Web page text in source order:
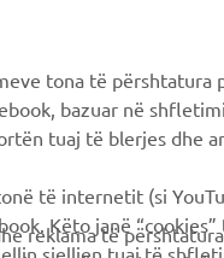
tona të përshtatura
bazuar në
tuaj të blerjes dhe
të internetit (si
Këto janë
sjelljen tuaj të
reklama të